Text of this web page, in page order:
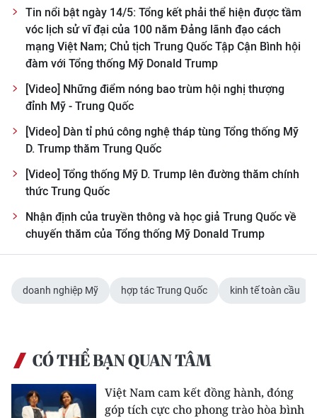
Tin nổi bật ngày 14/5: Tổng kết phải thể hiện được tầm
vóc lịch sử vĩ đại của 100 năm Đảng lãnh đạo cách
mạng Việt Nam; Chủ tịch Trung Quốc Tập Cận Bình hội
đàm với Tổng thống Mỹ Donald Trump
[Video] Những điểm nóng bao trùm hội nghị thượng
đỉnh Mỹ - Trung Quốc
[Video] Dàn tỉ phú công nghệ tháp tùng Tổng thống Mỹ
D. Trump thăm Trung Quốc
[Video] Tổng thống Mỹ D. Trump lên đường thăm chính
thức Trung Quốc
Nhận định của truyền thông và học giả Trung Quốc về
chuyến thăm của Tổng thống Mỹ Donald Trump
doanh nghiệp Mỹ hợp tác Trung Quốc kinh tế toàn cầu
CÓ THỂ BẠN QUAN TÂM
Việt Nam cam kết đồng hành, đóng
góp tích cực cho phong trào hòa bình